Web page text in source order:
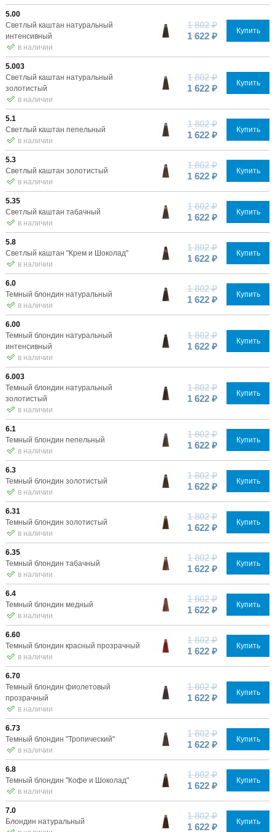
5.00
Светлый каштан натуральный
интенсивный
в наличии
1 802 ₽
1 622 ₽
Купить
5.003
Светлый каштан натуральный
золотистый
в наличии
1 802 ₽
1 622 ₽
Купить
5.1
Светлый каштан пепельный
в наличии
1 802 ₽
1 622 ₽
Купить
5.3
Светлый каштан золотистый
в наличии
1 802 ₽
1 622 ₽
Купить
5.35
Светлый каштан табачный
в наличии
1 802 ₽
1 622 ₽
Купить
5.8
Светлый каштан "Крем и Шоколад"
в наличии
1 802 ₽
1 622 ₽
Купить
6.0
Темный блондин натуральный
в наличии
1 802 ₽
1 622 ₽
Купить
6.00
Темный блондин натуральный
интенсивный
в наличии
1 802 ₽
1 622 ₽
Купить
6.003
Темный блондин натуральный
золотистый
в наличии
1 802 ₽
1 622 ₽
Купить
6.1
Темный блондин пепельный
в наличии
1 802 ₽
1 622 ₽
Купить
6.3
Темный блондин золотистый
в наличии
1 802 ₽
1 622 ₽
Купить
6.31
Темный блондин золотистый
в наличии
1 802 ₽
1 622 ₽
Купить
6.35
Темный блондин табачный
в наличии
1 802 ₽
1 622 ₽
Купить
6.4
Темный блондин медный
в наличии
1 802 ₽
1 622 ₽
Купить
6.60
Темный блондин красный прозрачный
в наличии
1 802 ₽
1 622 ₽
Купить
6.70
Темный блондин фиолетовый
прозрачный
в наличии
1 802 ₽
1 622 ₽
Купить
6.73
Темный блондин "Тропический"
в наличии
1 802 ₽
1 622 ₽
Купить
6.8
Темный блондин "Кофе и Шоколад"
в наличии
1 802 ₽
1 622 ₽
Купить
7.0
Блондин натуральный
1 802 ₽
1 622 ₽
Купить